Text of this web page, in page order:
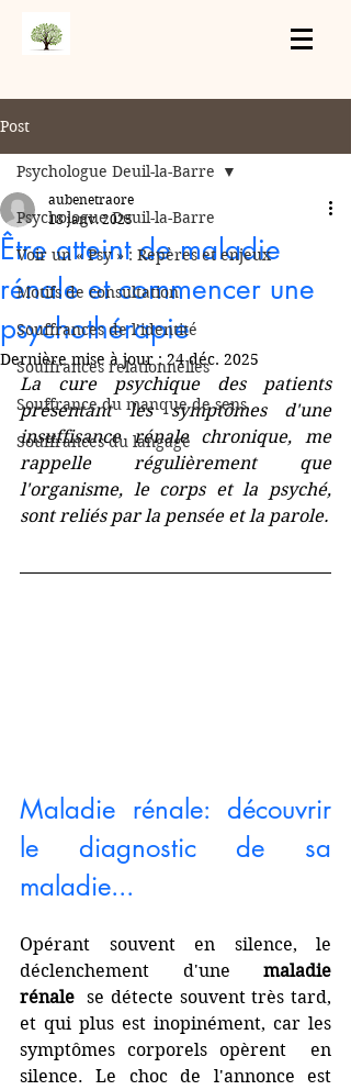
Post
Psychologue Deuil-la-Barre
Voir un « Psy » : Repères et enjeux
Motifs de consultation
Souffrances de l’identité
Souffrances relationnelles
Souffrance du manque de sens
Souffrances du langage
Psychologue Deuil-la-Barre
Être atteint de maladie
rénale et commencer une
psychothérapie
aubenetraore
18 janv. 2025
Dernière mise à jour :24 déc. 2025
La cure psychique des patients
présentant les symptômes d'une
insuffisance rénale chronique, me
rappelle régulièrement que
l'organisme, le corps et la psyché,
sont reliés par la pensée et la parole.
Maladie rénale: découvrir
le diagnostic de sa
maladie...
Opérant souvent en silence, le
déclenchement d'une maladie
rénale se détecte souvent très tard,
et qui plus est inopinément, car les
symptômes corporels opèrent  en
silence. Le choc de l'annonce est